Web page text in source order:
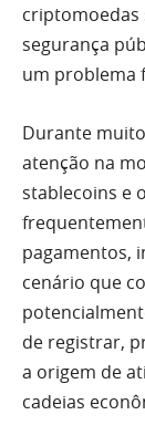
criptomoedas
segurança
um problema
Durante
atenção na
stablecoins e
pagamentos,
cenário que
de registrar,
a origem de
cadeias